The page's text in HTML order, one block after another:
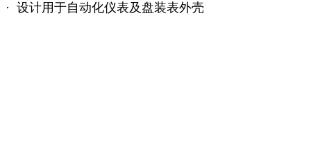
· 设计用于自动化仪表及盘装表外壳